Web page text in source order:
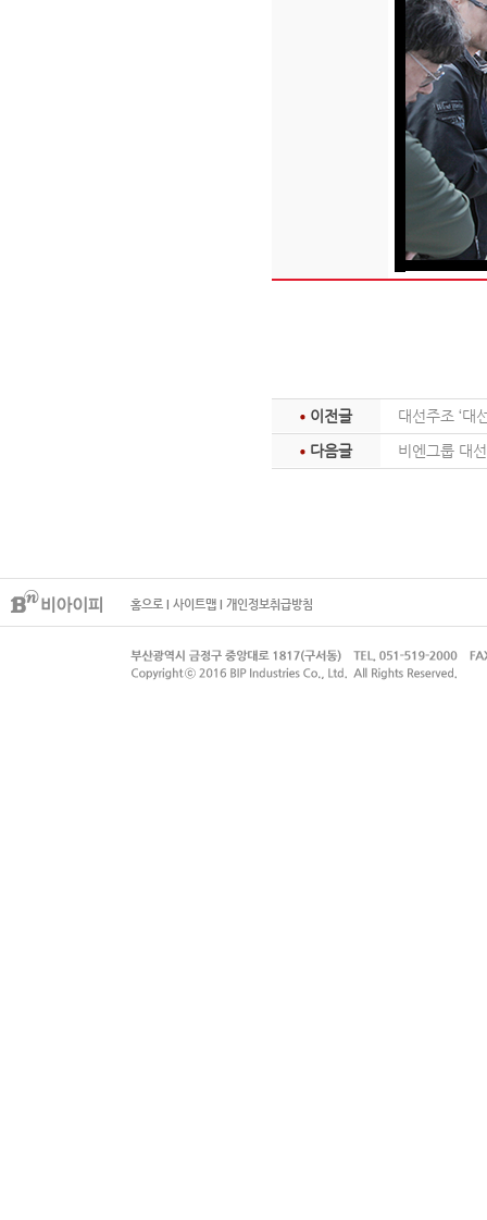
이전글
대선주조 ‘대
다음글
비엔그룹 대
홈으로 I 사이트맵 I 개인정보취급방침